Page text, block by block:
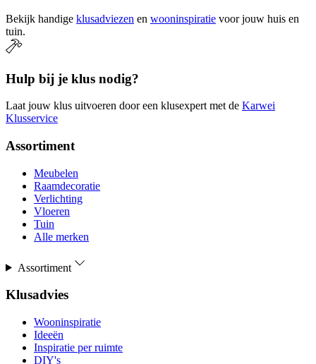
Bekijk handige klusadviezen en wooninspiratie voor jouw huis en
tuin.
Hulp bij je klus nodig?
Laat jouw klus uitvoeren door een klusexpert met de Karwei
Klusservice
Assortiment
Meubelen
Raamdecoratie
Verlichting
Vloeren
Tuin
Alle merken
Assortiment
Klusadvies
Wooninspiratie
Ideeën
Inspiratie per ruimte
DIY's